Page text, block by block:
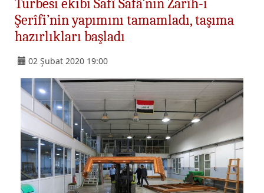
Şerîfi’nin yapımını tamamladı, taşıma
hazırlıkları başladı
02 Şubat 2020 19:00